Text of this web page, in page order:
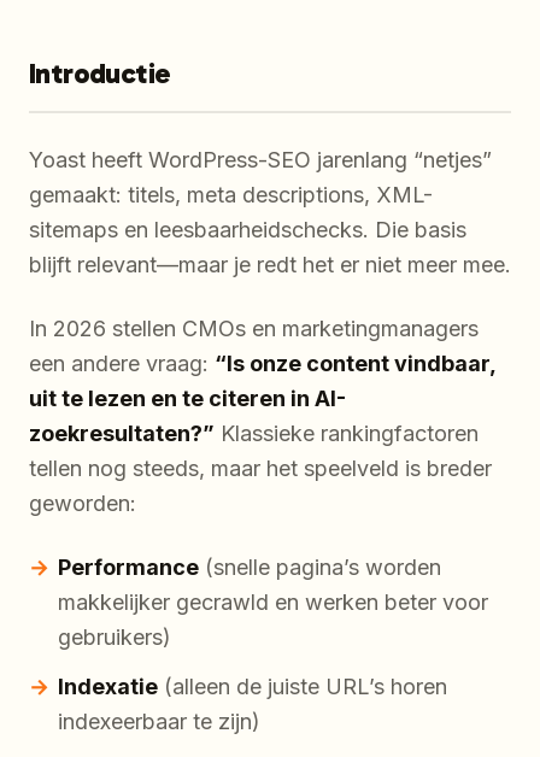
Introductie
Yoast heeft WordPress-SEO jarenlang “netjes”
gemaakt: titels, meta descriptions, XML-
sitemaps en leesbaarheidschecks. Die basis
blijft relevant—maar je redt het er niet meer mee.
In 2026 stellen CMOs en marketingmanagers
een andere vraag: “Is onze content vindbaar,
uit te lezen en te citeren in AI-
zoekresultaten?” Klassieke rankingfactoren
tellen nog steeds, maar het speelveld is breder
geworden:
Performance (snelle pagina’s worden
makkelijker gecrawld en werken beter voor
gebruikers)
Indexatie (alleen de juiste URL’s horen
indexeerbaar te zijn)